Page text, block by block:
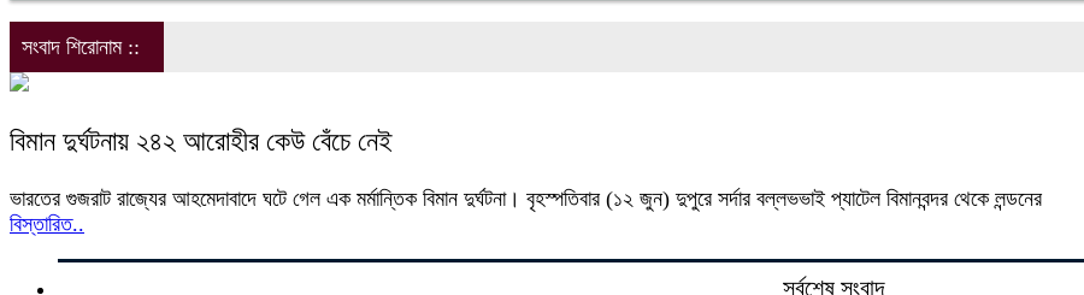
সংবাদ শিরোনাম ::
বিমান দুর্ঘটনায় ২৪২ আরোহীর কেউ বেঁচে নেই
ভারতের গুজরাট রাজ্যের আহমেদাবাদে ঘটে গেল এক মর্মান্তিক বিমান দুর্ঘটনা। বৃহস্পতিবার (১২ জুন) দুপুরে সর্দার বল্লভভাই প্যাটেল বিমানবন্দর থেকে লন্ডনের
বিস্তারিত..
সর্বশেষ সংবাদ